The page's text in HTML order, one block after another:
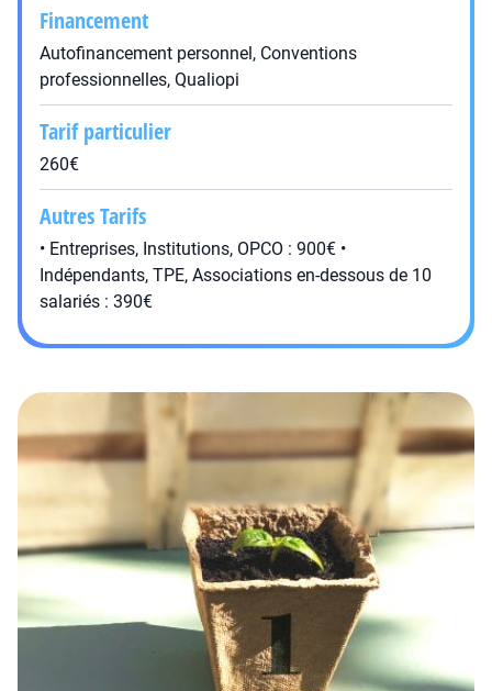
Financement
Autofinancement personnel, Conventions
professionnelles, Qualiopi
Tarif particulier
260€
Autres Tarifs
• Entreprises, Institutions, OPCO : 900€ •
Indépendants, TPE, Associations en-dessous de 10
salariés : 390€